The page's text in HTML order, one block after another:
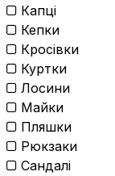
Капці
Кепки
Кросівки
Куртки
Лосини
Майки
Пляшки
Рюкзаки
Сандалі